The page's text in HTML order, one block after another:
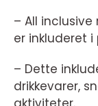
– All
er inkluderet i
– Dette
drikkevarer,